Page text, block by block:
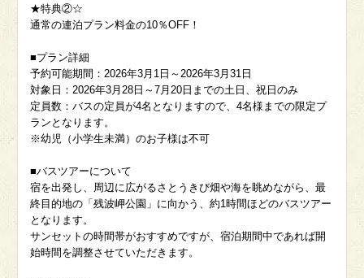
★特典②☆
通常の連泊プラン料金の10％OFF！
■プラン詳細
予約可能期間：2026年3月1日～2026年3月31日
対象日：2026年3月28日～7月20日までの土日、祝日のみ
定員数：バスの定員が4名となりますので、4名様までの限定プ
ランとなります。
※幼児（小学生未満）のお子様は不可
■バスツアーについて
宿を出発し、周辺に広がるさとうきび畑や海を眺めながら、最
終目的地の「残波岬公園」に向かう、約1時間ほどのバスツアー
となります。
サンセットの時間帯がおすすめですが、宿泊期間中であれば開
始時間を調整させていただきます。